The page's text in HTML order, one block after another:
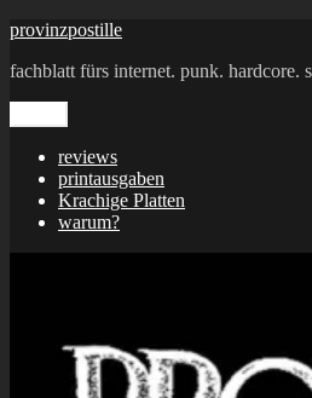
Zum
springen
provinzpostille
fachblatt fürs internet. punk. hardcore.
reviews
printausgaben
Krachige Platten
warum?